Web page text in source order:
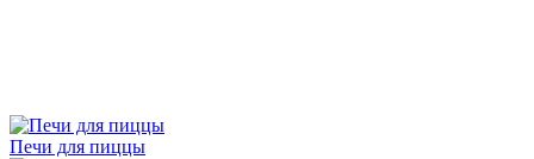
Печи для пиццы